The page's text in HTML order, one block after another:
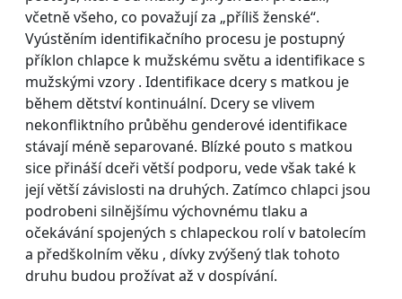
včetně všeho, co považují za „příliš ženské“.
Vyústěním identifikačního procesu je postupný
příklon chlapce k mužskému světu a identifikace s
mužskými vzory . Identifikace dcery s matkou je
během dětství kontinuální. Dcery se vlivem
nekonfliktního průběhu genderové identifikace
stávají méně separované. Blízké pouto s matkou
sice přináší dceři větší podporu, vede však také k
její větší závislosti na druhých. Zatímco chlapci jsou
podrobeni silnějšímu výchovnému tlaku a
očekávání spojených s chlapeckou rolí v batolecím
a předškolním věku , dívky zvýšený tlak tohoto
druhu budou prožívat až v dospívání.